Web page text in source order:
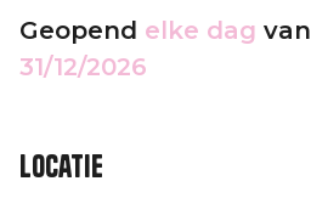
Geopend elke dag van
31/12/2026
Locatie